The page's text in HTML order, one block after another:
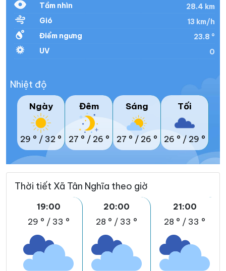
Tầm nhìn
28.4 km
Gió
13 km/h
Điểm ngưng
23.8 °
UV
0
Nhiệt độ
Ngày
29 ° / 32 °
Đêm
27 ° / 26 °
Sáng
27 ° / 26 °
Tối
26 ° / 29 °
Thời tiết Xã Tân Nghĩa theo giờ
19:00
29 ° / 33 °
20:00
28 ° / 33 °
21:00
28 ° / 33 °